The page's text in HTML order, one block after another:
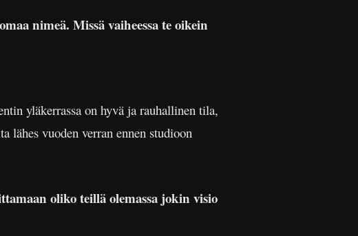
nimeä. Missä vaiheessa te oikein
yläkerrassa on hyvä ja rauhallinen tila,
vuoden verran ennen studioon
oliko teillä olemassa jokin visio